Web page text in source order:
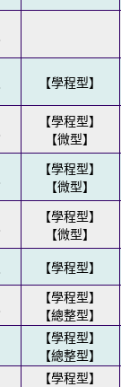
【學程型】
【學程型】
【微型】
【學程型】
【微型】
【學程型】
【微型】
【學程型】
【學程型】
【總整型】
【學程型】
【總整型】
【學程型】